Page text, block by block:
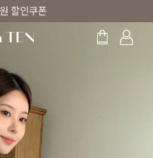
1만원 쿠폰